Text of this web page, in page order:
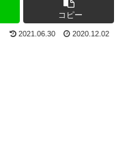
コピー
2021.06.30 2020.12.02